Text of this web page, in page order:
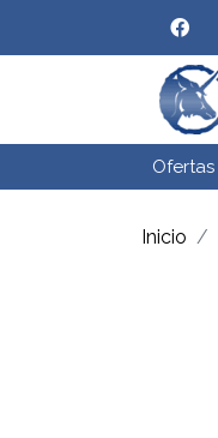
Ofertas
Inicio